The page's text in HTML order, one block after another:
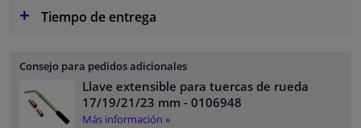
Tiempo de entrega
Consejo para pedidos adicionales
Llave extensible para tuercas de rueda
17/19/21/23 mm - 0106948
Más información »